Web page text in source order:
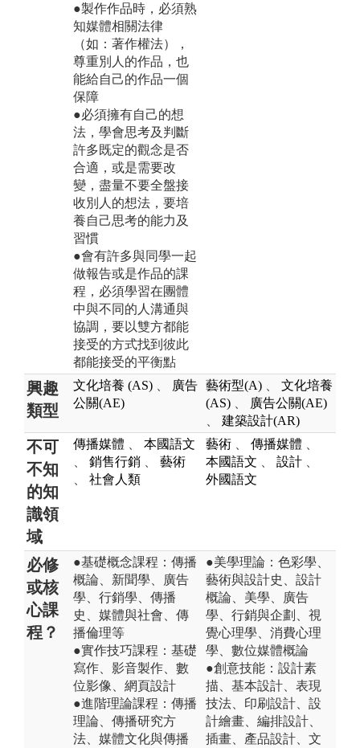
●製作作品時，必須熟
知媒體相關法律
（如：著作權法），
尊重別人的作品，也
能給自己的作品一個
保障
●必須擁有自己的想
法，學會思考及判斷
許多既定的觀念是否
合適，或是需要改
變，盡量不要全盤接
收別人的想法，要培
養自己思考的能力及
習慣
●會有許多與同學一起
做報告或是作品的課
程，必須學習在團體
中與不同的人溝通與
協調，要以雙方都能
接受的方式找到彼此
都能接受的平衡點
興趣
類型
文化培養 (AS)
廣告
公關(AE)
藝術型(A)
文化培養
(AS)
廣告公關(AE)
建築設計(AR)
不可
不知
的知
識領
域
傳播媒體
本國語文
銷售行銷
藝術
社會人類
藝術 傳播媒體
本國語文
設計
外國語文
必修
或核
心課
程？
●基礎概念課程：傳播
概論、新聞學、廣告
學、行銷學、傳播
史、媒體與社會、傳
播倫理等
●實作技巧課程：基礎
寫作、影音製作、數
位影像、網頁設計
●進階理論課程：傳播
理論、傳播研究方
法、媒體文化與傳播
●美學理論：色彩學、
藝術與設計史、設計
概論、美學、廣告
學、行銷與企劃、視
覺心理學、消費心理
學、數位媒體概論
●創意技能：設計素
描、基本設計、表現
技法、印刷設計、設
計繪畫、編排設計、
插畫、產品設計、文